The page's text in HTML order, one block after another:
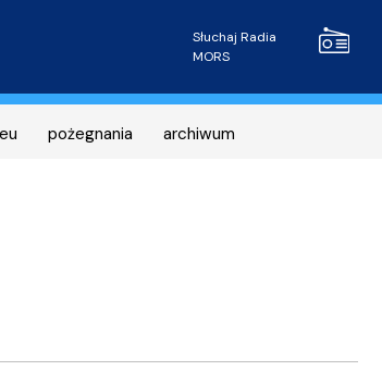
Radio
Słuchaj Radia
MORS
pożegnania archiwum